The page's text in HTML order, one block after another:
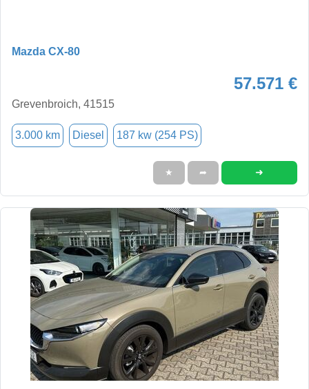
Mazda CX-80
57.571 €
Grevenbroich, 41515
3.000 km Diesel 187 kw (254 PS)
★ ➦ ➜